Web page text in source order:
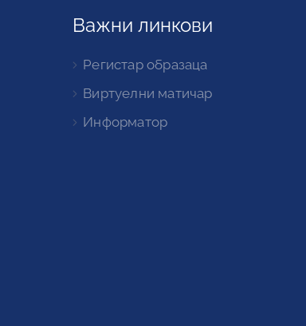
Важни линкови
Регистар образаца
Виртуелни матичар
Информатор